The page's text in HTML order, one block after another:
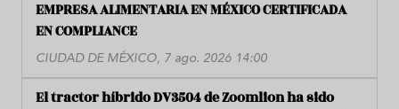
EMPRESA ALIMENTARIA EN MÉXICO CERTIFICADA
EN COMPLIANCE
CIUDAD DE MÉXICO, 7 ago. 2026 14:00
El tractor híbrido DV3504 de Zoomlion ha sido